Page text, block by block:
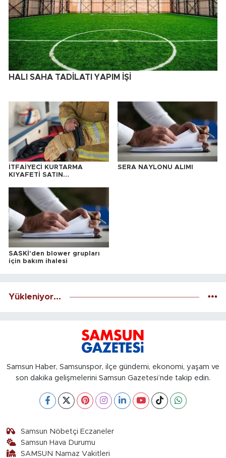
HALI SAHA TADİLATI YAPIM İŞİ
İTFAİYECİ KURTARMA
KIYAFETİ SATIN
SERA NAYLONU ALIMI
SASKİ'den blower grupları
için bakım ihalesi
Yükleniyor...
Samsun Haber, Samsunspor, ilçe gündemi, ekonomi, yaşam ve
son dakika gelişmelerini Samsun Gazetesi’nde takip edin.
Samsun Nöbetçi Eczaneler
Samsun Hava Durumu
SAMSUN Namaz Vakitleri